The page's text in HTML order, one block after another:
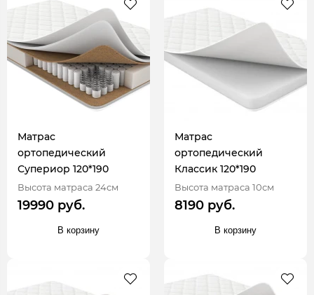
Матрас
ортопедический
Супериор 120*190
Высота матраса 24см
19990 руб.
В корзину
Матрас
ортопедический
Классик 120*190
Высота матраса 10см
8190 руб.
В корзину